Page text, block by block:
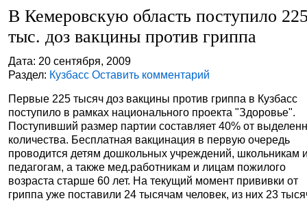
В Кемеровскую область поступило
тыс. доз вакцины против гриппа
Дата: 20 сентября, 2009
Раздел: Кузбасс Оставить комментарий
Первые 225 тысяч доз вакцины против гриппа в Кузбасс
поступило в рамках национального проекта "Здоровье".
Поступивший размер партии составляет 40% от
количества. Бесплатная вакцинация в первую очередь
проводится детям дошкольных учреждений, школьникам
педагогам, а также мед.работникам и лицам пожилого
возраста старше 60 лет. На текущий момент прививки от
гриппа уже поставили 24 тысячам человек, из них 23